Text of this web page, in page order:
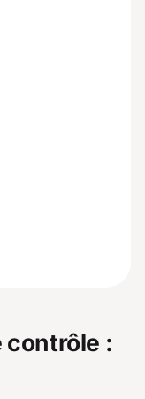
contrôle :